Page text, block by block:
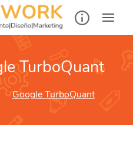
TurboQuant
Google TurboQuant